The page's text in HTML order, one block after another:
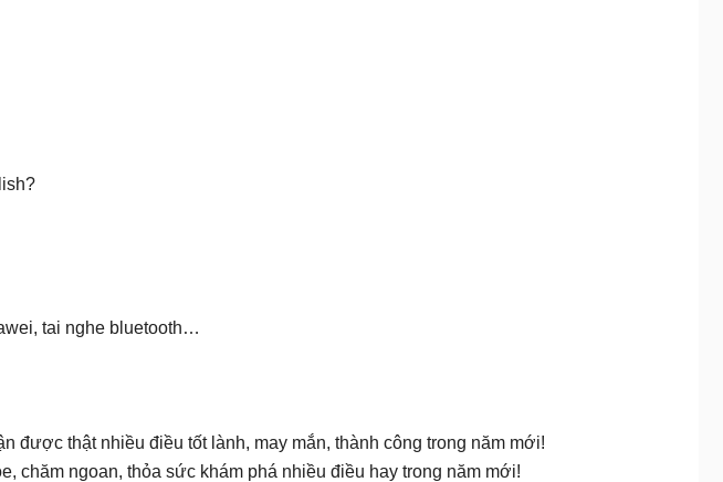
tai nghe bluetooth…
được thật nhiều điều tốt lành, may mắn, thành công trong năm mới!
chăm ngoan, thỏa sức khám phá nhiều điều hay trong năm mới!